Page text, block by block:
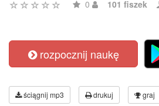
0 101 fiszek
rozpocznij naukę
ściągnij mp3 drukuj graj